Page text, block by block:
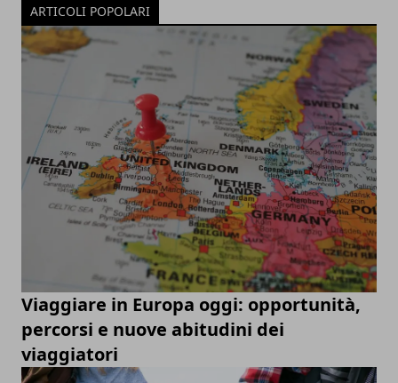
ARTICOLI POPOLARI
Viaggiare in Europa oggi: opportunità,
percorsi e nuove abitudini dei
viaggiatori